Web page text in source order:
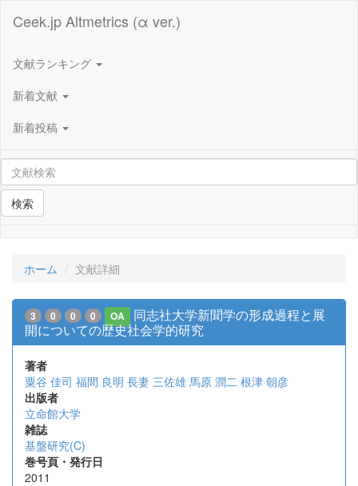
Ceek.jp Altmetrics (α ver.)
文献ランキング
新着文献
新着投稿
検索
ホーム 文献詳細
3 0 0 0 OA
同志社大学新聞学の形成過程と展
開についての歴史社会学的研究
著者
粟谷 佳司 福間 良明 長妻 三佐雄 馬原 潤二 根津 朝彦
出版者
立命館大学
雑誌
基盤研究(C)
巻号頁・発行日
2011